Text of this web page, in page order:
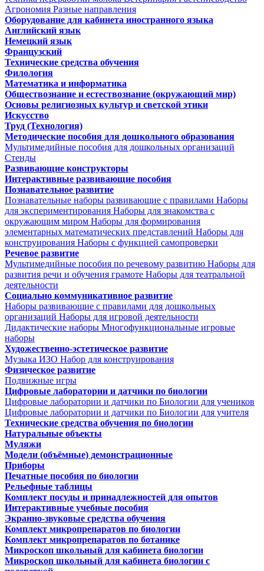
Агрономия Разные направления
Оборудование для кабинета иностранного языка
Английский язык
Немецкий язык
Французский
Технические средства обучения
Филология
Математика и информатика
Обществознание и естествознание (окружающий мир)
Основы религиозных культур и светской этики
Искусство
Труд (Технология)
Методические пособия для дошкольного образования
Мультимедийные пособия для дошкольных организаций
Стенды
Развивающие конструкторы
Интерактивные развивающие пособия
Познавательное развитие
Познавательные наборы развивающие с правилами Наборы
для экспериментирования Наборы для знакомства с
окружающим миром Наборы для формирования
элементарных математических представлений Наборы для
конструирования Наборы с функцией самопроверки
Речевое развитие
Мультимедийные пособия по речевому развитию Наборы для
развития речи и обучения грамоте Наборы для театральной
деятельности
Социально коммуникативное развитие
Наборы развивающие с правилами для дошкольных
организаций Наборы для игровой деятельности
Дидактические наборы Многофункциональные игровые
наборы
Художественно-эстетическое развитие
Музыка ИЗО Набор для конструирования
Физическое развитие
Подвижные игры
Цифровые лаборатории и датчики по биологии
Цифровые лаборатории и датчики по Биологии для учеников
Цифровые лаборатории и датчики по Биологии для учителя
Технические средства обучения по биологии
Натуральные объекты
Муляжи
Модели (объёмные) демонстрационные
Приборы
Печатные пособия по биологии
Рельефные таблицы
Комплект посуды и принадлежностей для опытов
Интерактивные учебные пособия
Экранно-звуковые средства обучения
Комплект микропрепаратов по биологии
Комплект микропрепаратов по ботанике
Микроскоп школьный для кабинета биологии
Микроскоп школьный для кабинета биологии с